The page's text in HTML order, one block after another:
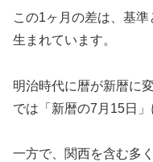
この1ヶ月の差は、基
生まれています。
明治時代に暦が新暦に
では「新暦の7月15日
一方で、関西を含む多